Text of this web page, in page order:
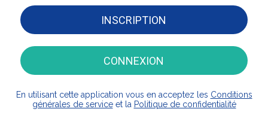
INSCRIPTION
CONNEXION
En utilisant cette application vous en acceptez les Conditions
générales de serviceet la Politique de confidentialité